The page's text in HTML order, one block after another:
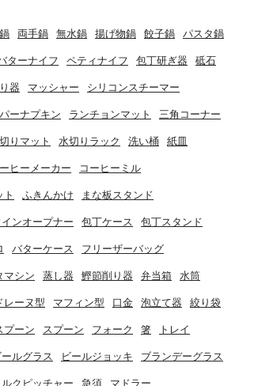
両手鍋 無水鍋 揚げ物鍋 餃子鍋 パスタ鍋
ターナイフ ペティナイフ 包丁研ぎ器 砥石
器 マッシャー シリコンスチーマー
ーナプキン ランチョンマット 三角コーナー
りマット 水切りラック 洗い桶 紙皿
ヒーメーカー コーヒーミル
ト ふきんかけ まな板スタンド
インオープナー 包丁ケース 包丁スタンド
バターケース フリーザーバッグ
マシン 蒸し器 鰹節削り器 弁当箱 水筒
レーヌ型 マフィン型 口金 泡立て器 絞り袋
プーン スプーン フォーク 箸 トレイ
ールグラス ビールジョッキ ブランデーグラス
ルクピッチャー 急須 マドラー